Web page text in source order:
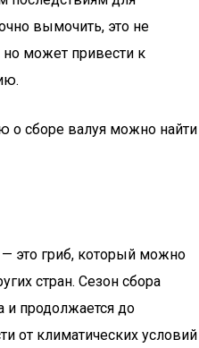
вымочить, это не
может привести к
сборе валуя можно найти
это гриб, который можно
стран. Сезон сбора
и продолжается до
от климатических условий